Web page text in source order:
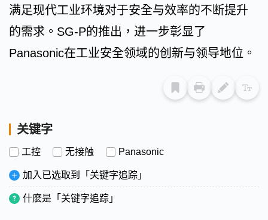
满足现代工业环境对于安全与效率的不断提升
的需求。SG-P的推出，进一步彰显了
Panasonic在工业安全领域的创新与领导地位。
关键字
工控 无接触 Panasonic
加入已选取到「关键字追踪」
什麽是「关键字追踪」